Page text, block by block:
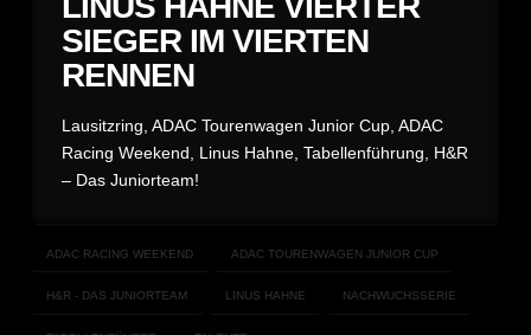
SIEGER IM VIERTEN
RENNEN
Lausitzring, ADAC Tourenwagen Junior Cup, ADAC
Racing Weekend, Linus Hahne, Tabellenführung, H&R
– Das Juniorteam!
ADAC RACING WEEKEND ADAC TOURENWAGEN JUNIOR CUP
H&R - DAS JUNIORTEAM LINUS HAHNE NACHWUCHSSERIE